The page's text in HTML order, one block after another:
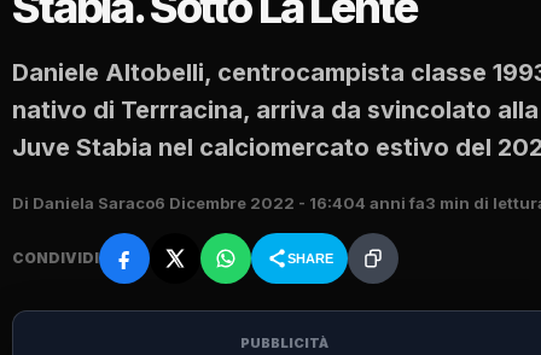
Daniele Altobelli, centrocampista classe
nativo di Terrracina, arriva da svincolato alla
Juve Stabia nel calciomercato estivo del
Di Daniela Saraco6 Dicembre 2022 - 16:404 anni fa3 min di
CONDIVIDI SHARE
PUBBLICITÀ